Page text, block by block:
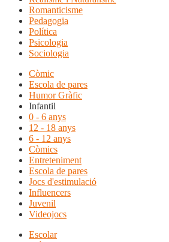
Romanticisme
Pedagogia
Política
Psicologia
Sociologia
Còmic
Escola de pares
Humor Gràfic
Infantil
0 - 6 anys
12 - 18 anys
6 - 12 anys
Còmics
Entreteniment
Escola de pares
Jocs d'estimulació
Influencers
Juvenil
Videojocs
Escolar